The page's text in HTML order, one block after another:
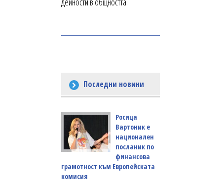
Последни новини
Росица
Вартоник е
национален
посланик по
финансова
грамотност към Европейската
комисия